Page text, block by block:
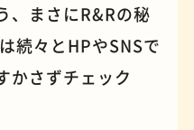
蕎麦
、まさにR&Rの秘
続々とHPやSNSで
かさずチェック